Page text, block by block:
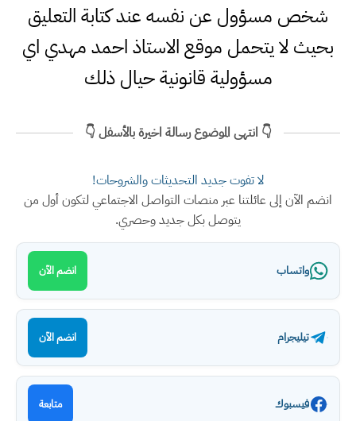
شخص مسؤول عن نفسه عند كتابة التعليق
بحيث لا يتحمل موقع الاستاذ احمد مهدي اي
مسؤولية قانونية حيال ذلك
👇 انتهى الموضوع رسالة اخيرة بالأسفل 👇
لا تفوت جديد التحديثات والشروحات!
انضم الآن إلى عائلتنا عبر منصات التواصل الاجتماعي لتكون أول من
يتوصل بكل جديد وحصري.
واتساب انضم الآن
تيليجرام انضم الآن
فيسبوك متابعة